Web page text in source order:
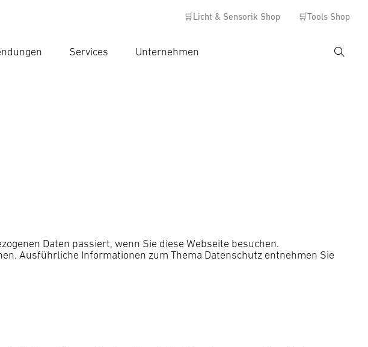
🛒Licht & Sensorik Shop 🛒Tools Shop
Services Unternehmen
Suche
Daten passiert, wenn Sie diese Webseite besuchen.
Ausführliche Informationen zum Thema Datenschutz entnehmen Sie